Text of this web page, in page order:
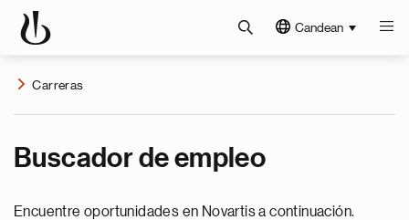
Candean
Carreras
Buscador de empleo
Encuentre oportunidades en Novartis a continuación.